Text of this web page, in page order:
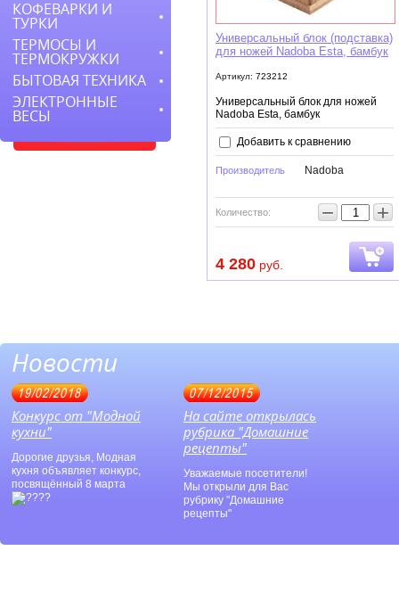
Универсальный блок (подставка)
для ножей Nadoba Esta, бамбук
Артикул: 723212
Универсальный блок для ножей
Nadoba Esta, бамбук
Добавить к сравнению
Производитель Nadoba
Количество: − +
4 280 руб.
КОФЕВАРКИ И
ТУРКИ
ТЕРМОСЫ И
ТЕРМОКРУЖКИ
БЫТОВАЯ ТЕХНИКА
ЭЛЕКТРОННЫЕ
ВЕСЫ
Новости
19/02/2018
Конкурс от "Модной
кухни"
Дорогие друзья, Модная
кухня объявляет конкурс,
посвящённый 8 марта
07/12/2015
На сайте открылась
рубрика "Домашние
рецепты"
Уважаемые посетители!
Мы открыли для Вас
рубрику "Домашние
рецепты"